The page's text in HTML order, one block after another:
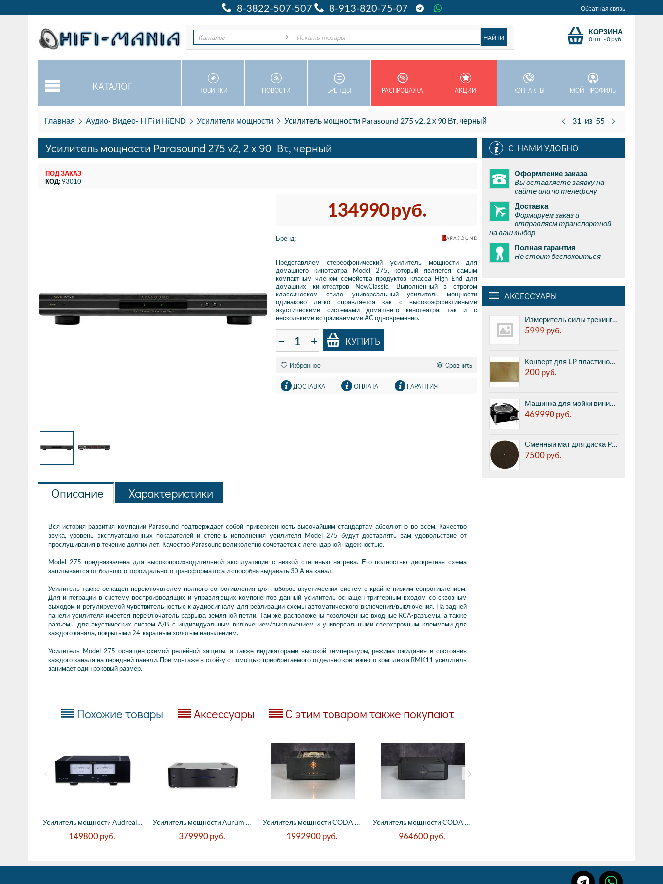
8-3822-507-507 8-913-820-75-07 Обратная связь
Каталог
КОРЗИНА
0 шт. -0руб.
КАТАЛОГ НОВИНКИ НОВОСТИ БРЕНДЫ РАСПРОДАЖА АКЦИИ КОНТАКТЫ МОЙ ПРОФИЛЬ
Главная Аудио- Видео- HiFi и HiEND Усилители мощности Усилитель мощности Parasound 275 v2, 2 х 90 Вт, черный 31 из 55
Усилитель мощности Parasound 275 v2, 2 х 90 Вт, черный
ПОД ЗАКАЗ
КОД: 93010
134990руб.
Бренд:
Представляем стереофонический усилитель мощности для
домашнего кинотеатра Model 275, который является самым
компактным членом семейства продуктов класса High End для
домашних кинотеатров NewClassic. Выполненный в строгом
классическом стиле универсальный усилитель мощности
одинаково легко справляется как с высокоэффективными
акустическими системами домашнего кинотеатра, так и с
несколькими встраиваемыми АС одновременно.
− + КУПИТЬ
Избранное Сравнить
ДОСТАВКА ОПЛАТА ГАРАНТИЯ
Описание Характеристики
Вся история развития компании Parasound подтверждает собой приверженность высочайшим стандартам абсолютно во всем. Качество
звука, уровень эксплуатационных показателей и степень исполнения усилителя Model 275 будут доставлять вам удовольствие от
прослушивания в течение долгих лет. Качество Parasound великолепно сочетается с легендарной надежностью.
Model 275 предназначена для высокопроизводительной эксплуатации с низкой степенью нагрева. Его полностью дискретная схема
запитывается от большого тороидального трансформатора и способна выдавать 30 А на канал.
Усилитель также оснащен переключателем полного сопротивления для наборов акустических систем с крайне низким сопротивлением.
Для интеграции в систему воспроизводящих и управляющих компонентов данный усилитель оснащен триггерным входом со сквозным
выходом и регулируемой чувствительностью к аудиосигналу для реализации схемы автоматического включения/выключения. На задней
панели усилителя имеется переключатель разрыва земляной петли. Там же расположены позолоченные входные RCA-разъемы, а также
разъемы для акустических систем А/В с индивидуальным включением/выключением и универсальными сверхпрочным клеммами для
каждого канала, покрытыми 24-каратным золотым напылением.
Усилитель Model 275 оснащен схемой релейной защиты, а также индикаторами высокой температуры, режима ожидания и состояния
каждого канала на передней панели. При монтаже в стойку с помощью приобретаемого отдельно крепежного комплекта RMK11 усилитель
занимает один рэковый размер.
Похожие товары Аксессуары С этим товаром также покупают
Усилитель мощности Audreal Vintage SA190,...
149800 руб.
Усилитель мощности Aurum M10 black - 2 x ...
379990 руб.
Усилитель мощности CODA 16.0 - без стрелок
1992900 руб.
Усилитель мощности CODA No.8
964600 руб.
С НАМИ УДОБНО
Оформление заказа
Вы оставляете заявку на
сайте или по телефону
Доставка
Формируем заказ и
отправляем транспортной
на ваш выбор
Полная гарантия
Не стоит беспокоиться
АКСЕССУАРЫ
Измеритель силы трекинга Transrotor Stylus Force Scale - цифровые весы для иглы.
5999руб.
Конверт для LP пластинок внешний прозрачный, плотный, с широким кантом, без клапана, 1шт.
200руб.
Машинка для мойки виниловых пластинок Nessie VinylMaster - профессиональная мойка, автоматические и подача жидкости и всасывание жидкости, низкий уровень шума, Сделано в Германии.
469990руб.
Сменный мат для диска Pro-ject CORK & RUBBER IT, 3мм
7500руб.